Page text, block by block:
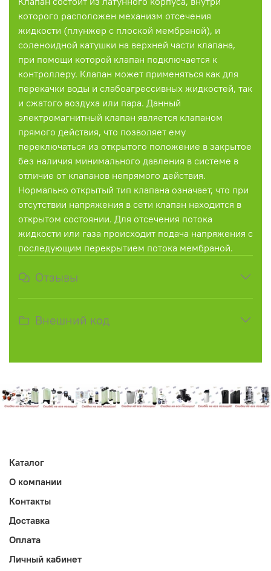
которого расположен механизм отсечения
жидкости (плунжер с плоской мембраной), и
соленоидной катушки на верхней части клапана,
при помощи которой клапан подключается к
контроллеру. Клапан может применяться как для
перекачки воды и слабоагрессивных жидкостей, так
и сжатого воздуха или пара. Данный
электромагнитный клапан является клапаном
прямого действия, что позволяет ему
переключаться из открытого положение в закрытое
без наличия минимального давления в системе в
отличие от клапанов непрямого действия.
Нормально открытый тип клапана означает, что при
отсутствии напряжения в сети клапан находится в
открытом состоянии. Для отсечения потока
жидкости или газа происходит подача напряжения с
последующим перекрытием потока мембраной.
Отзывы
Внешний код
Каталог
О компании
Контакты
Доставка
Оплата
Личный кабинет